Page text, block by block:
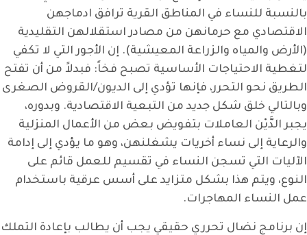
بالنسبة للنساء في المناطق القرية ترافق ادماجهن
الاقتصادي مع حرمانهن من مصادر استقلالهن التقليدية
(الأرض والمياه والزراعة المعيشية). إن الأجور التي لا تكفي
لتغطية الاحتياجات الأساسية تصبح فخاً: فبدلاً من أن تفتح
الطريق نحو التحرر، فإنها تؤدي إلى الديون/القروض الصغرى
وبالتالي خلق شكل جديد من التبعية الاقتصادية. وبدوره،
يجبر الدَّيْن العاملات بتفويض بعض من الأعمال المنزلية
والرعاية إلى نساء أخريات يشغلنهن، وهو ما يؤدي إلى إدامة
الآليات التي تسجن النساء في تقسيم للعمل قائم على
النوع، ويتم هذا بشكل متزايد على أسس عرقية باستخدام
عمل النساء المهاجرات.
إن برنامج نضال تحرري حقيقي يجب أن يطالب بإعادة التملك